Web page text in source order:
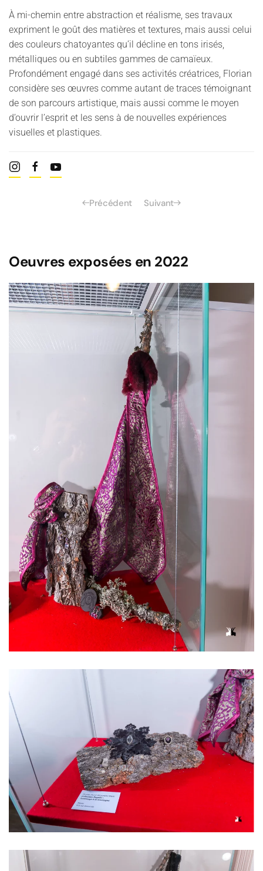
À mi-chemin entre abstraction et réalisme, ses travaux
expriment le goût des matières et textures, mais aussi celui
des couleurs chatoyantes qu’il décline en tons irisés,
métalliques ou en subtiles gammes de camaïeux.
Profondément engagé dans ses activités créatrices, Florian
considère ses œuvres comme autant de traces témoignant
de son parcours artistique, mais aussi comme le moyen
d’ouvrir l’esprit et les sens à de nouvelles expériences
visuelles et plastiques.
Précédent Suivant
Oeuvres exposées en 2022
Voir l'image
Voir l'image